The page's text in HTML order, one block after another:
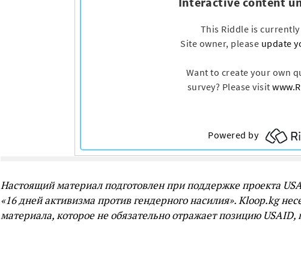
Настоящий материал подготовлен при поддержке проекта
«16 дней активизма против гендерного насилия». Kloop.kg
материала, которое не обязательно отражает позицию